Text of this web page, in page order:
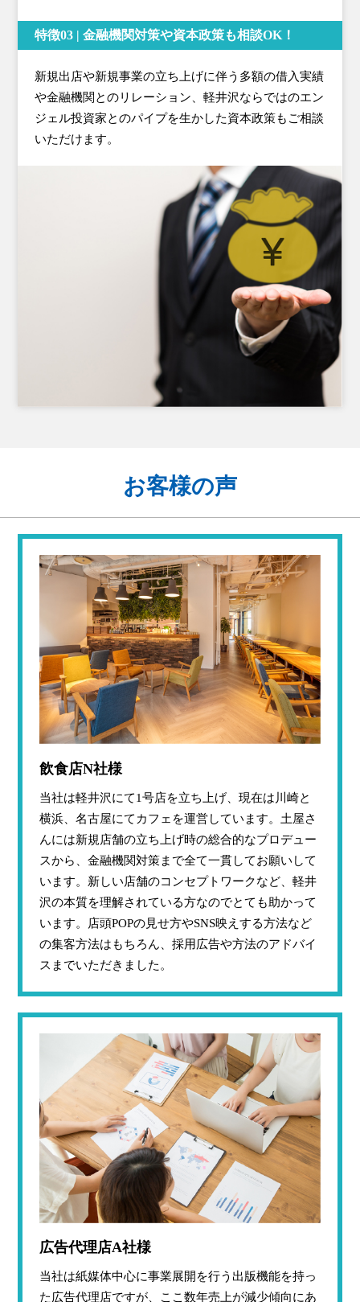
特徴03 | 金融機関対策や資本政策も相談OK！
新規出店や新規事業の立ち上げに伴う多額の借入実績
や金融機関とのリレーション、軽井沢ならではのエン
ジェル投資家とのパイプを生かした資本政策もご相談
いただけます。
お客様の声
飲食店N社様
当社は軽井沢にて1号店を立ち上げ、現在は川崎と
横浜、名古屋にてカフェを運営しています。土屋さ
んには新規店舗の立ち上げ時の総合的なプロデュー
スから、金融機関対策まで全て一貫してお願いして
います。新しい店舗のコンセプトワークなど、軽井
沢の本質を理解されている方なのでとても助かって
います。店頭POPの見せ方やSNS映えする方法など
の集客方法はもちろん、採用広告や方法のアドバイ
スまでいただきました。
広告代理店A社様
当社は紙媒体中心に事業展開を行う出版機能を持っ
た広告代理店ですが、ここ数年売上が減少傾向にあ